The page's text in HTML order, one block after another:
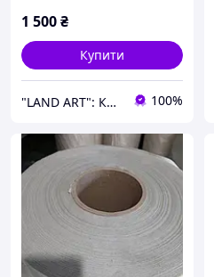
1 500₴
Купити
"LAND ART": Корисні товари для вашого будинку та саду! 100%